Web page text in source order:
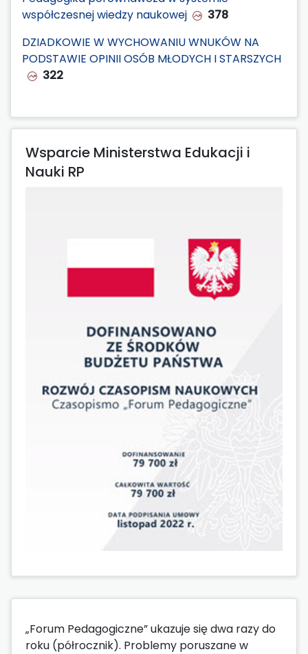
współczesnej wiedzy naukowej
378
DZIADKOWIE W WYCHOWANIU WNUKÓW NA
PODSTAWIE OPINII OSÓB MŁODYCH I STARSZYCH
322
Wsparcie Ministerstwa Edukacji i
Nauki RP
„Forum Pedagogiczne” ukazuje się dwa razy do
roku (półrocznik). Problemy poruszane w